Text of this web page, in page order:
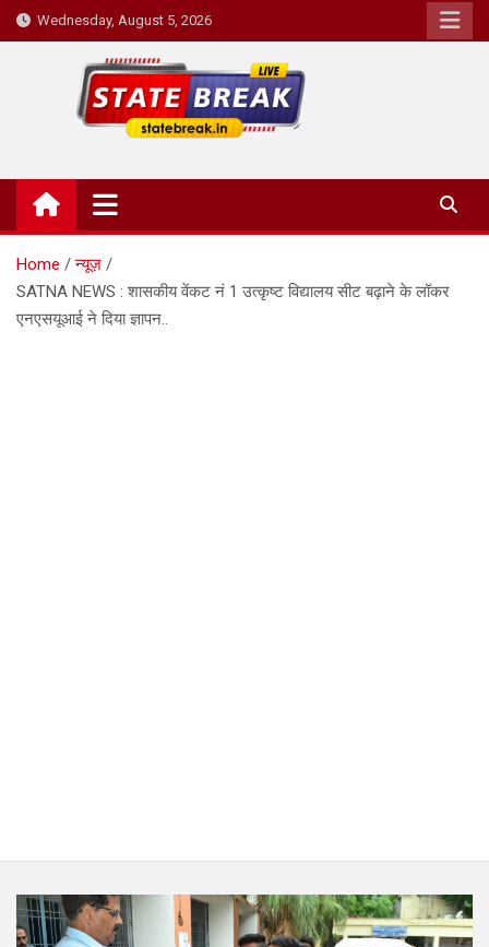
Skip
to
Wednesday, August 5, 2026
State Break
Home
न्यूज़
SATNA NEWS : शासकीय वेंकट नं 1 उत्कृष्ट विद्यालय सीट बढ़ाने के लॉकर
एनएसयूआई ने दिया ज्ञापन..